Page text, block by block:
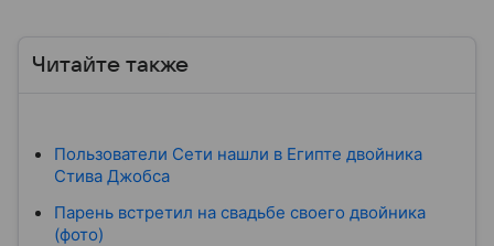
Читайте также
Пользователи Сети нашли в Египте двойника
Стива Джобса
Парень встретил на свадьбе своего двойника
(фото)